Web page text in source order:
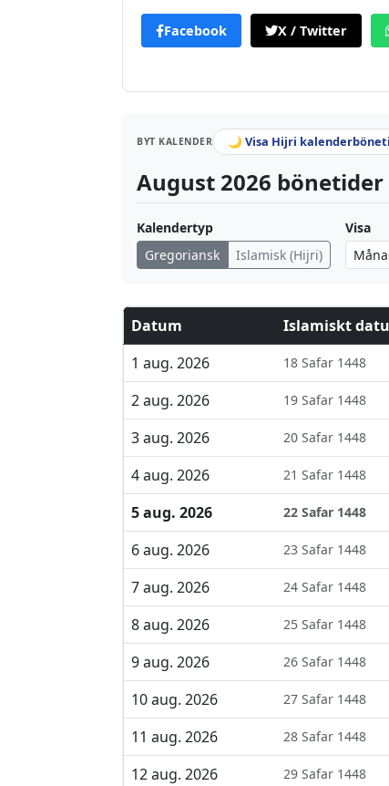
Facebook X / Twitter
BYT KALENDER 🌙 Visa Hijri
August 2026 bönetider
Kalendertyp
Gregoriansk
Islamisk (Hijri)
Visa
Datum Islamiskt
1 aug. 2026
18 Safar 1448
2 aug. 2026
19 Safar 1448
3 aug. 2026
20 Safar 1448
4 aug. 2026
21 Safar 1448
5 aug. 2026
22 Safar 1448
6 aug. 2026
23 Safar 1448
7 aug. 2026
24 Safar 1448
8 aug. 2026
25 Safar 1448
9 aug. 2026
26 Safar 1448
10 aug. 2026
27 Safar 1448
11 aug. 2026
28 Safar 1448
12 aug. 2026
29 Safar 1448